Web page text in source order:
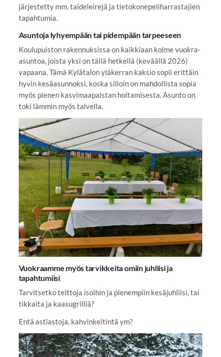
järjestetty mm. taideleirejä ja tietokonepeliharrastajien
tapahtumia.
Asuntoja lyhyempään tai pidempään tarpeeseen
Koulupuiston rakennuksissa on kaikkiaan kolme vuokra-
asuntoa, joista yksi on tällä hetkellä (keväällä 2026)
vapaana. Tämä Kylätalon yläkerran kaksio sopii erittäin
hyvin kesäasunnoksi, koska silloin on mahdollista sopia
myös pienen kasvimaapalstan hoitamisesta. Asunto on
toki lämmin myös talvella.
Vuokraamme myös tarvikkeita omiin juhliisi ja
tapahtumiisi
Tarvitsetko telttoja isoihin ja pienempiin kesäjuhliisi, tai
tikkaita ja kaasugrilliä?
Entä astiastoja, kahvinkeitintä ym?